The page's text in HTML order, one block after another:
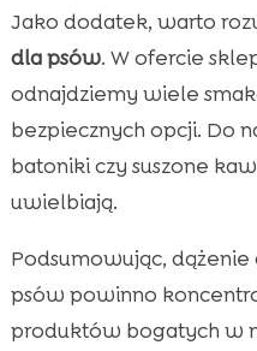
Jako dodatek, warto
dla psów. W ofercie
odnajdziemy wiele
bezpiecznych opcji. Do
batoniki czy suszone
uwielbiają.
Podsumowując,
psów powinno
produktów bogatych w